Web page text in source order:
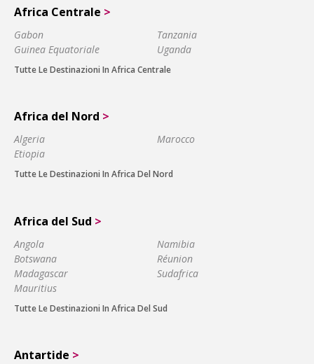
Africa Centrale >
Gabon
Guinea Equatoriale
Tanzania
Uganda
Tutte Le Destinazioni In Africa Centrale
Africa del Nord >
Algeria
Etiopia
Marocco
Tutte Le Destinazioni In Africa Del Nord
Africa del Sud >
Angola
Botswana
Madagascar
Mauritius
Namibia
Réunion
Sudafrica
Tutte Le Destinazioni In Africa Del Sud
Antartide >